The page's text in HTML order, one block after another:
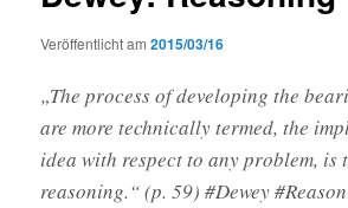
Veröffentlicht am2015/03/16
„The process of developing the
are more technically termed, the
idea with respect to any problem, is
reasoning.“ (p. 59) #Dewey